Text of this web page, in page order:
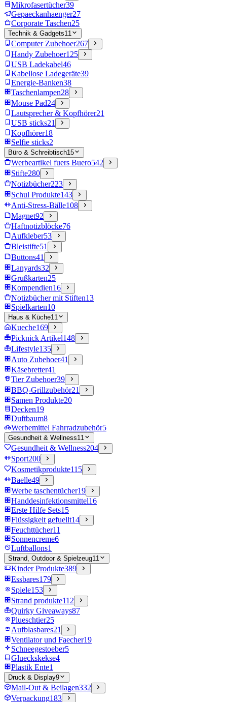
Mikrofasertücher39
Gepaeckanhaenger27
Corporate Taschen25
Technik & Gadgets11
Computer Zubehoer267
Handy Zubehoer125
USB Ladekabel46
Kabellose Ladegeräte39
Energie-Banken38
Taschenlampen28
Mouse Pad24
Lautsprecher & Kopfhörer21
USB sticks21
Kopfhörer18
Selfie sticks2
Büro & Schreibtisch15
Werbeartikel fuers Buero542
Stifte280
Notizbücher223
Schul Produkte143
Anti-Stress-Bälle108
Magnet92
Haftnotizblöcke76
Aufkleber53
Bleistifte51
Buttons41
Lanyards32
Grußkarten25
Kompendien16
Notizbücher mit Stiften13
Spielkarten10
Haus & Küche11
Kueche169
Picknick Artikel148
Lifestyle135
Auto Zubehoer41
Käsebretter41
Tier Zubehoer39
BBQ-Grillzubehör21
Samen Produkte20
Decken19
Duftbaum8
Werbemittel Fahrradzubehör5
Gesundheit & Wellness11
Gesundheit & Wellness204
Sport200
Kosmetikprodukte115
Baelle49
Werbe taschentücher19
Handdesinfektionsmittel16
Erste Hilfe Sets15
Flüssigkeit gefuellt14
Feuchttücher11
Sonnencreme6
Luftballons1
Strand, Outdoor & Spielzeug11
Kinder Produkte389
Essbares179
Spiele153
Strand produkte112
Quirky Giveaways87
Plueschtier25
Aufblasbares21
Ventilator und Faecher19
Schneegestoeber5
Glueckskekse4
Plastik Ente1
Druck & Display9
Mail-Out & Beilagen332
Verpackung183